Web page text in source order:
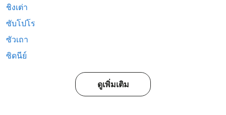
ชิงเต่า
ซับโปโร
ซัวเถา
ซิดนีย์
ดูเพิ่มเติม